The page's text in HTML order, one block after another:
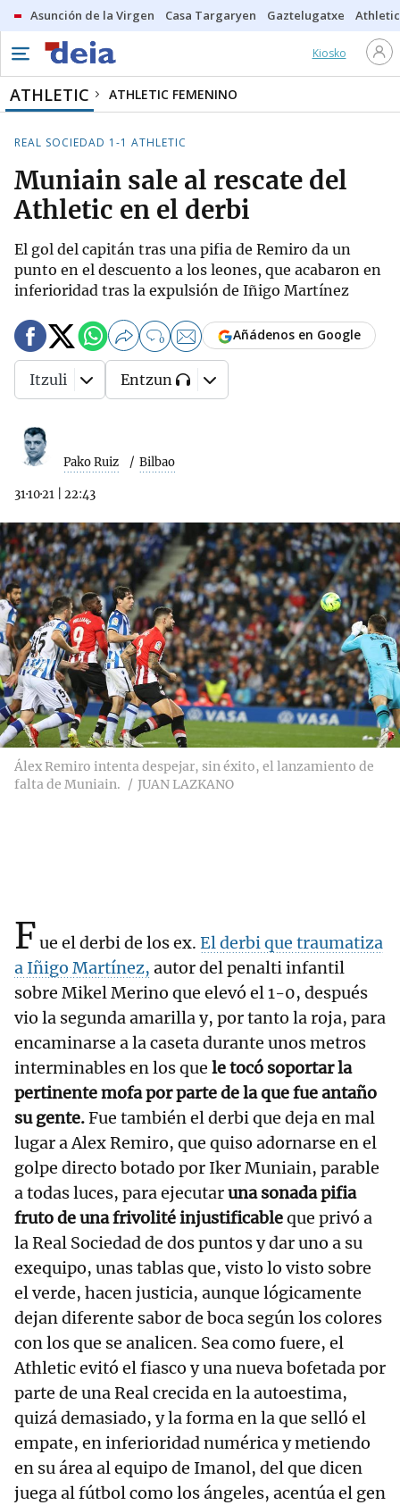
Asunción de la Virgen Casa Targaryen Gaztelugatxe Athletic
Kiosko
ATHLETIC ATHLETIC FEMENINO
REAL SOCIEDAD 1-1 ATHLETIC
Muniain sale al rescate del
Athletic en el derbi
El gol del capitán tras una pifia de Remiro da un
punto en el descuento a los leones, que acabaron en
inferioridad tras la expulsión de Iñigo Martínez
Pako Ruiz Bilbao
31·10·21 22:43
0 Añádenos en Google
Itzuli Entzun
Álex Remiro intenta despejar, sin éxito, el lanzamiento de
falta de Muniain.
JUAN LAZKANO
Fue el derbi de los ex. El derbi que traumatiza
a Iñigo Martínez, autor del penalti infantil
sobre Mikel Merino que elevó el 1-0, después
vio la segunda amarilla y, por tanto la roja, para
encaminarse a la caseta durante unos metros
interminables en los que le tocó soportar la
pertinente mofa por parte de la que fue antaño
su gente.Fue también el derbi que deja en mal
lugar a Alex Remiro, que quiso adornarse en el
golpe directo botado por Iker Muniain, parable
a todas luces, para ejecutaruna sonada pifia
fruto de una frivolité injustificableque privó a
la Real Sociedad de dos puntos y dar uno a su
exequipo, unas tablas que, visto lo visto sobre
el verde, hacen justicia, aunque lógicamente
dejan diferente sabor de boca según los colores
con los que se analicen. Sea como fuere, el
Athletic evitó el fiasco y una nueva bofetada por
parte de una Real crecida en la autoestima,
quizá demasiado, y la forma en la que selló el
empate, en inferioridad numérica y metiendo
en su área al equipo de Imanol, del que dicen
juega al fútbol como los ángeles, acentúa el gen